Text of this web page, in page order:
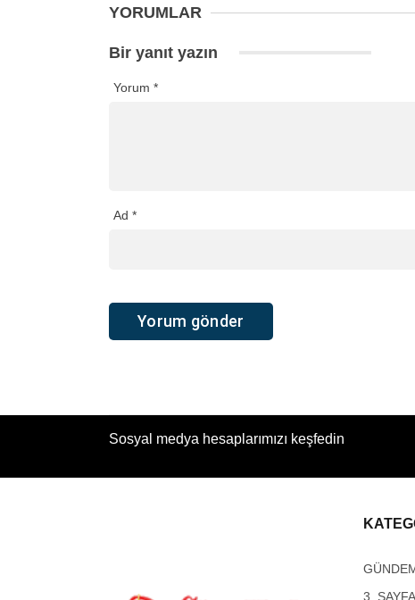
YORUMLAR
Bir yanıt yazın
Yorum *
Ad *
Sosyal medya hesaplarımızı keşfedin
3. SAYFA